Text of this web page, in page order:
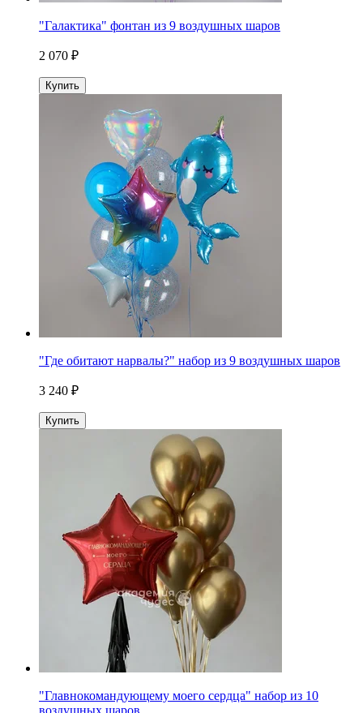
"Галактика" фонтан из 9 воздушных шаров
2 070 ₽
Купить
"Где обитают нарвалы?" набор из 9 воздушных шаров
3 240 ₽
Купить
"Главнокомандующему моего сердца" набор из 10
воздушных шаров